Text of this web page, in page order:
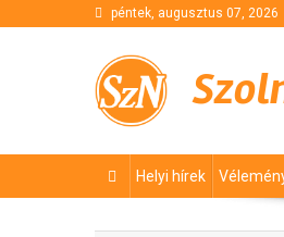
péntek, augusztus 07, 2026
Helyi hírek